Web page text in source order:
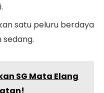
satu peluru berdaya
SG Mata Elang